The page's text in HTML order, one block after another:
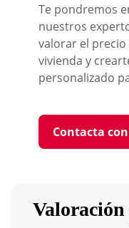
Te pondremos
nuestros
valorar el
vivienda y
personalizado
Contacta
Valoración